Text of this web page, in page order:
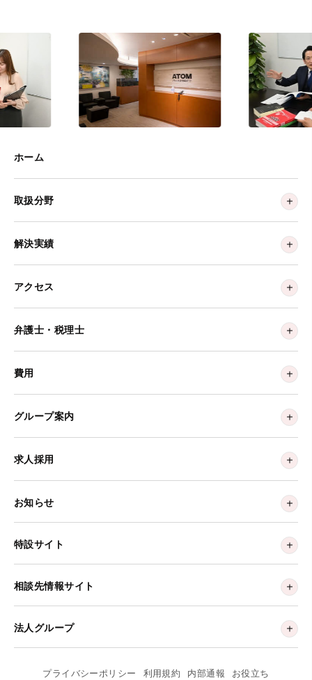
ホーム
取扱分野
解決実績
アクセス
弁護士・税理士
費用
グループ案内
求人採用
お知らせ
特設サイト
相談先情報サイト
法人グループ
プライバシーポリシー 利用規約 内部通報 お役立ち